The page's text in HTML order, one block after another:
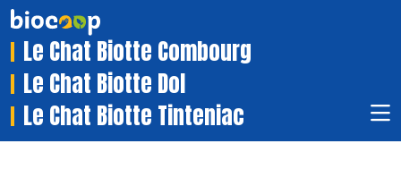
Le Chat Biotte Combourg
Le Chat Biotte Dol
Le Chat Biotte Tinteniac